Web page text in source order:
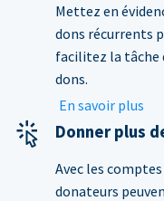
Mettez en
dons récurrents
facilitez la tâche
dons.
En savoir plus
Donner plus
Avec les
donateurs